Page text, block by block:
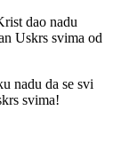
dao nadu
Uskrs svima od
nadu da se svi
svima!